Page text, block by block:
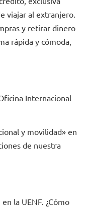
viajar al extranjero.
y retirar dinero
rápida y cómoda,
Internacional
y movilidad» en
de nuestra
la UENF. ¿Cómo